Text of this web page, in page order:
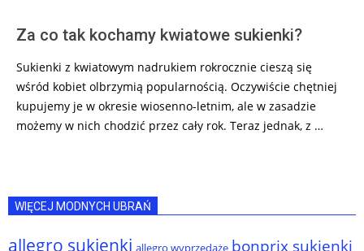
Za co tak kochamy kwiatowe sukienki?
Sukienki z kwiatowym nadrukiem rokrocznie cieszą się
wśród kobiet olbrzymią popularnością. Oczywiście chętniej
kupujemy je w okresie wiosenno-letnim, ale w zasadzie
możemy w nich chodzić przez cały rok. Teraz jednak, z …
WIĘCEJ MODNYCH UBRAŃ
allegro sukienki allegro wyprzedaże bonprix sukienki